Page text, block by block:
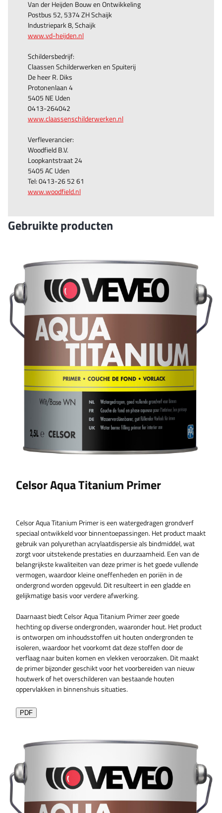
Van der Heijden Bouw en Ontwikkeling
Postbus 52, 5374 ZH Schaijk
Industriepark 8, Schaijk
www.vd-heijden.nl
Schildersbedrijf:
Claassen Schilderwerken en Spuiterij
De heer R. Diks
Protonenlaan 4
5405 NE Uden
0413-264042
www.claassenschilderwerken.nl
Verfleverancier:
Woodfield B.V.
Loopkantstraat 24
5405 AC Uden
Tel: 0413-26 52 61
www.woodfield.nl
Gebruikte producten
Celsor Aqua Titanium Primer
Celsor Aqua Titanium Primer is een watergedragen grondverf
speciaal ontwikkeld voor binnentoepassingen. Het product maakt
gebruik van polyurethan acrylaatdispersie als bindmiddel, wat
zorgt voor uitstekende prestaties en duurzaamheid. Een van de
belangrijkste kwaliteiten van deze primer is het goede vullende
vermogen, waardoor kleine oneffenheden en poriën in de
ondergrond worden opgevuld. Dit resulteert in een gladde en
gelijkmatige basis voor verdere afwerking.
Daarnaast biedt Celsor Aqua Titanium Primer zeer goede
hechting op diverse ondergronden, waaronder hout. Het product
is ontworpen om inhoudsstoffen uit houten ondergronden te
isoleren, waardoor het voorkomt dat deze stoffen door de
verflaag naar buiten komen en vlekken veroorzaken. Dit maakt
de primer bijzonder geschikt voor het voorbereiden van nieuw
houtwerk of het overschilderen van bestaande houten
oppervlakken in binnenshuis situaties.
PDF